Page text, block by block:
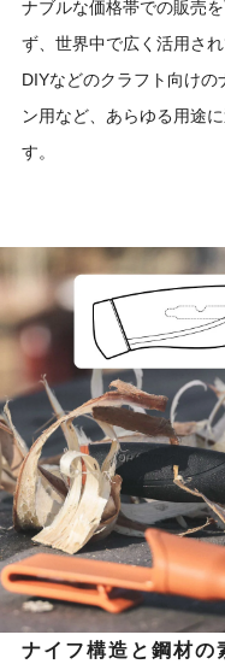
ナブルな価格帯での販売
ず、世界中で広く活用さ
DIYなどのクラフト向け
ン用など、あらゆる用途
す。
ナイフ構造と鋼材の